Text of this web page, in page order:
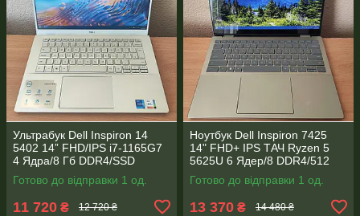
Ультрабук Dell Inspiron 14
5402 14” FHD/IPS i7-1165G7
4 Ядра/8 Гб DDR4/SSD
512Gb/ Intel Iris Xe Graphics
Готово до відправки 1 од.
11 720 ₴ 12 720 ₴
Ноутбук Dell Inspiron 7425
14" FHD+ IPS TАЧ Ryzen 5
5625U 6 Ядер/8 DDR4/512
SSD M.2/Radeon RX Vega
7/Type-C PD
Готово до відправки 1 од.
13 370 ₴ 14 480 ₴